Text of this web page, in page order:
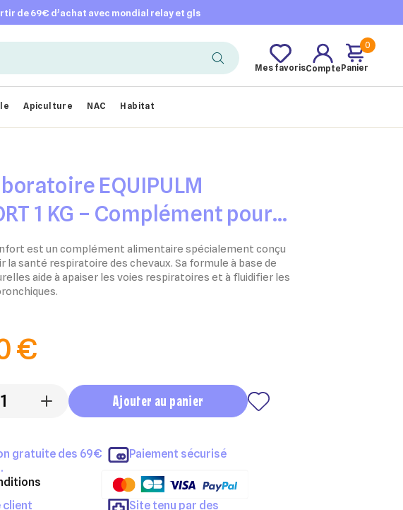
de 69€ d’achat avec mondial relay et gls
Mes favorisCompte
0
Panier
Apiculture NAC Habitat
EQUIPULM
1 KG – Complément pour
respiratoires des
est un complément alimentaire spécialement conçu
la santé respiratoire des chevaux. Sa formule à base de
aide à apaiser les voies respiratoires et à fluidifier les
€
+ Ajouter au panier
gratuite des 69€
Paiement sécurisé
client
Site tenu par des